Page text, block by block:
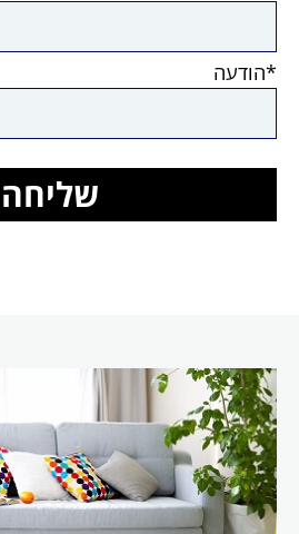
*הודעה
שליחה